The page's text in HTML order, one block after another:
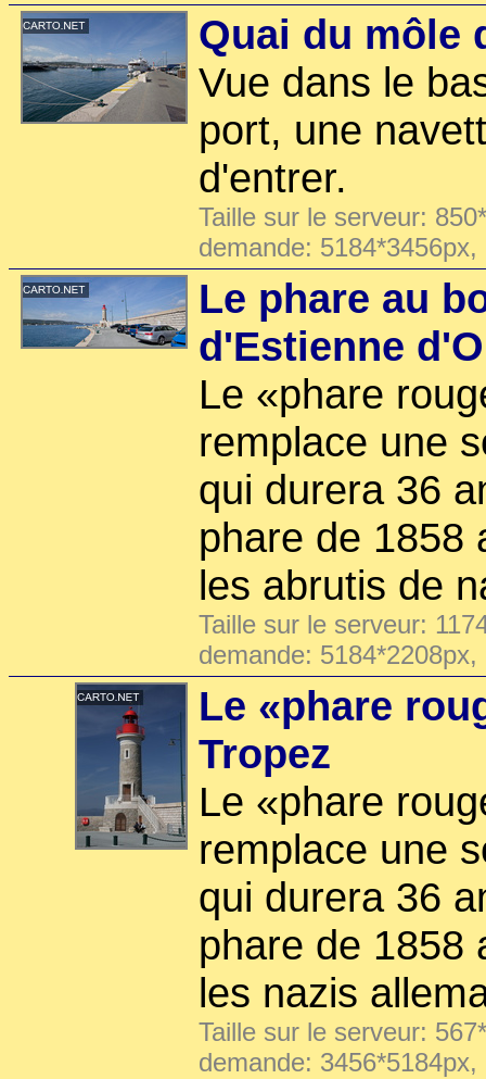
Quai du môle
Vue dans le
port, une
d'entrer.
Taille sur le serveur:
demande:
Le phare au
d'Estienne
Le «phare
remplace une
qui durera 36
phare de 1858
les abrutis de
Taille sur le serveur:
demande:
Le «phare
Tropez
Le «phare
remplace une
qui durera 36
phare de 1858
les nazis
Taille sur le serveur:
demande: